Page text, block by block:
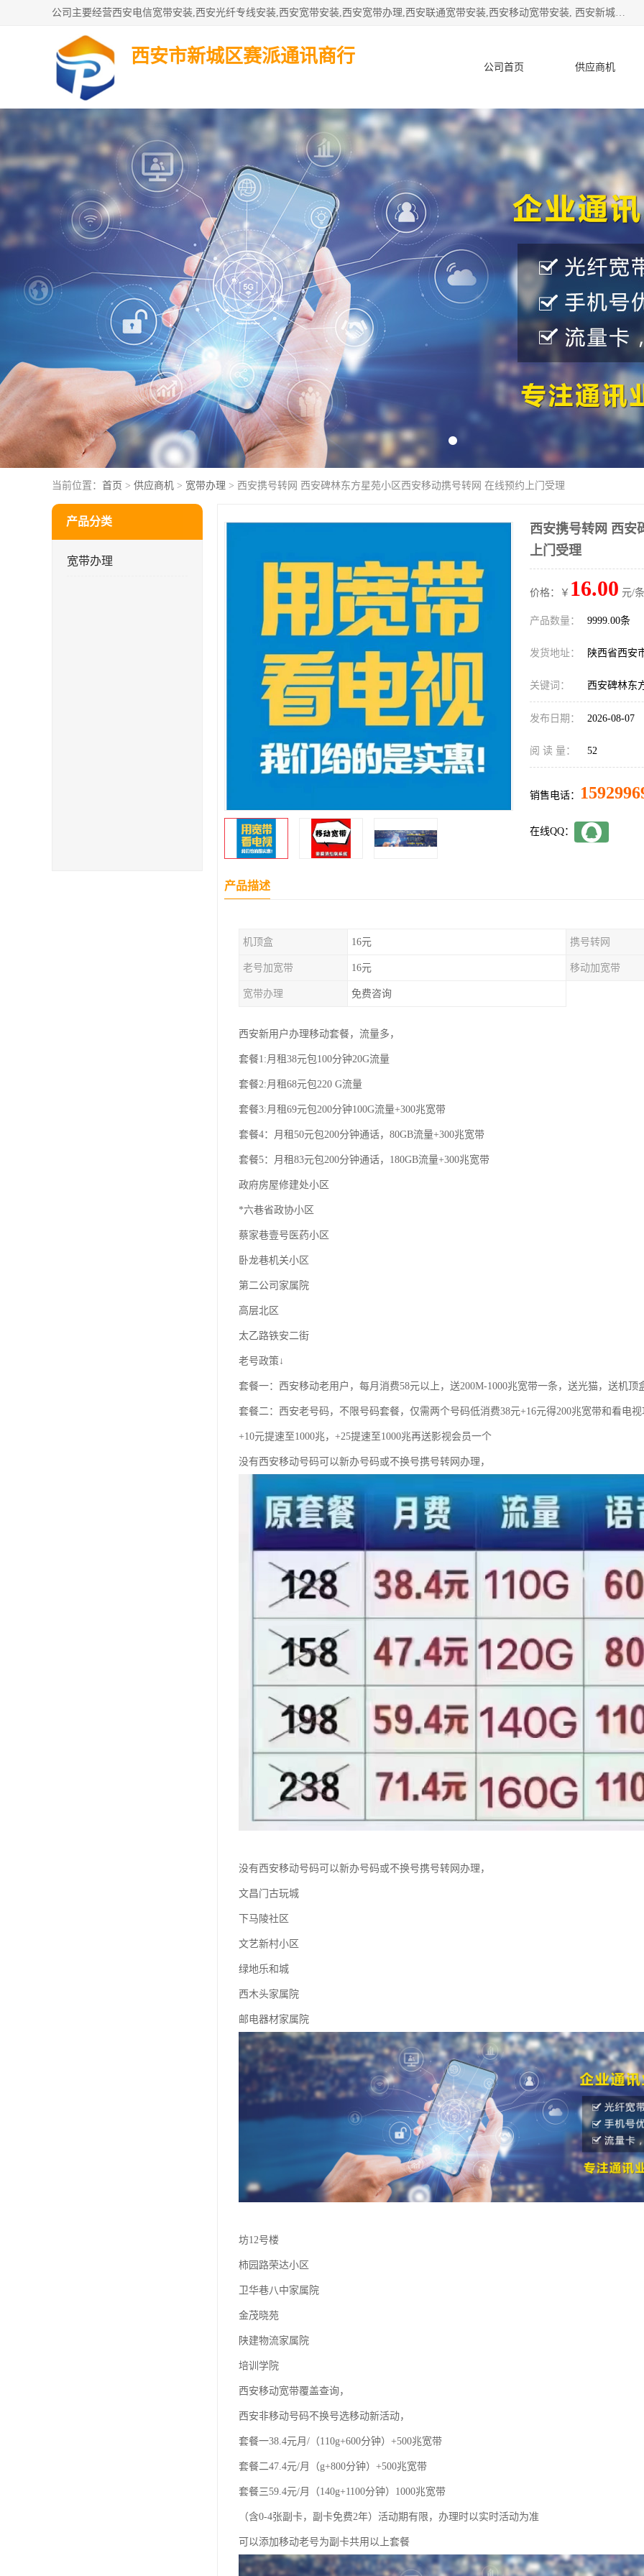
公司主要经营西安电信宽带安装,西安光纤专线安装,西安宽带安装,西安宽带办理,西安联通宽带安装,西安移动宽带安装, 西安新城赛派通讯商行从事西安地区的联通，移动，电信宽带安装，光纤专线安装，宽带办理等业务
西安市新城区赛派通讯商行
公司首页 供应商机
产品知识 客户案例
当前位置： 首页 > 供应商机 > 宽带办理 > 西安携号转网 西安碑林东方星苑小区西安移动携号转网 在线预约上门受理
产品分类
宽带办理
西安携号转网 西安
上门受理
价格：￥ 16.00 元/
产品数量： 9999.00条
发货地址： 陕西省西安
关键词： 西安碑林东
发布日期： 2026-08-07
阅 读 量： 52
销售电话：
在线QQ：
产品描述
机顶盒 16元 携号转网
老号加宽带 16元 移动加宽带
宽带办理 免费咨询
西安新用户办理移动套餐，流量多，
套餐1:月租38元包100分钟20G流量
套餐2:月租68元包220 G流量
套餐3:月租69元包200分钟100G流量+300兆宽带
套餐4：月租50元包200分钟通话，80GB流量+300兆宽带
套餐5：月租83元包200分钟通话，180GB流量+300兆宽带
政府房屋修建处小区
*六巷省政协小区
蔡家巷壹号医药小区
卧龙巷机关小区
第二公司家属院
高层北区
太乙路铁安二街
老号政策↓
套餐一：西安移动老用户，每月消费58元以上，送200M-1000兆宽带一条，送光猫，送机顶
套餐二：西安老号码，不限号码套餐，仅需两个号码低消费38元+16元得200兆宽带和看电视
+10元提速至1000兆，+25提速至1000兆再送影视会员一个
没有西安移动号码可以新办号码或不换号携号转网办理，
没有西安移动号码可以新办号码或不换号携号转网办理，
文昌门古玩城
下马陵社区
文艺新村小区
绿地乐和城
西木头家属院
邮电器材家属院
坊12号楼
柿园路荣达小区
卫华巷八中家属院
金茂晓苑
陕建物流家属院
培训学院
西安移动宽带覆盖查询，
西安非移动号码不换号选移动新活动，
套餐一38.4元月/（110g+600分钟）+500兆宽带
套餐二47.4元/月（g+800分钟）+500兆宽带
套餐三59.4元/月（140g+1100分钟）1000兆宽带
（含0-4张副卡，副卡免费2年）活动期有限，办理时以实时活动为准
可以添加移动老号为副卡共用以上套餐